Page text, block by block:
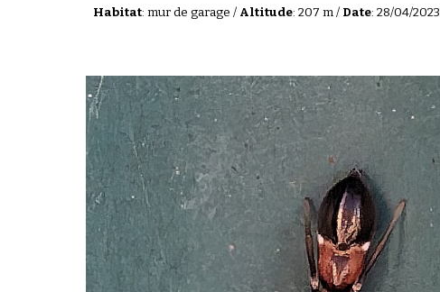
Habitat: mur de garage / Altitude: 207 m / Date: 28/04/2023